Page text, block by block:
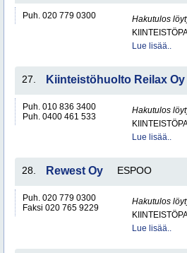
Puh. 020 779 0300
Hakutulos
Lue lisää..
27. Kiinteistöhuolto Reilax Oy
Puh. 010 836 3400
Puh. 0400 461 533
Hakutulos
Lue lisää..
28. Rewest Oy ESPOO
Puh. 020 779 0300
Faksi 020 765 9229
Hakutulos
Lue lisää..